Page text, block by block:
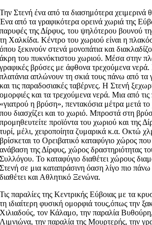
Την Στενή ένα από τα διασημότερα χειμερινά
Ένα από τα γραφικότερα ορεινά χωριά της
παρυφές της Δίρφυς, του ψηλότερου βουνού
τη Χαλκίδα. Κέντρο του χωριού είναι η
όπου ξεκινούν στενά μονοπάτια και
άκρη του πυκνόκτιστου χωριού. Μέσα στην
γραφικές βρύσες με άφθονα τρεχούμενα
πλατάνια απλώνουν τη σκιά τους πάνω από τα
και τις παραδοσιακές ταβέρνες. Η Στενή
ομορφιές και τα τρεχούμενα νερά. Μια από τις
«γιατρού η βρύση», πεντακόσια μέτρα μετά
που διασχίζει και το χωριό. Μπροστά στη
προμηθευτείτε προϊόντα του χωριού και της
τυρί, μέλι, χειροποίητα ζυμαρικά κ.α. Οκτώ
βρίσκεται το Ορειβατικό καταφύγιο χώρος που
ανάβαση της Δίρφυς, χώρος δραστηριότητας
Συλλόγου. Το καταφύγιο διαθέτει χώρους
Στενή σε μια καταπράσινη όαση λίγο πιο
διαθέτει και Αθλητικό Ξενώνα.
Τις παραλίες της Κεντρικής Εύβοιας με τα
τη ιδιαίτερη φυσική ομορφιά τους,όπως την
Χιλιαδούς, τον Κάλαμο, την παραλία
Λιμνιώνα, την παραλία της Μουρτερής, την